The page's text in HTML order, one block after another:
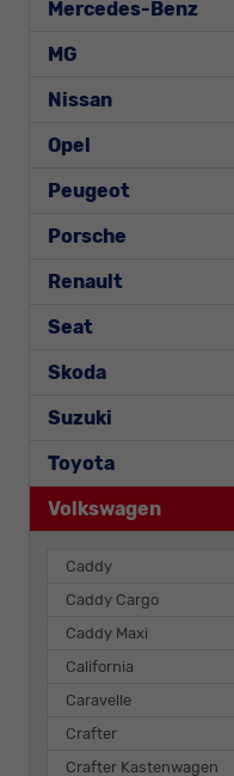
Mercedes-Benz
MG
Nissan
Opel
Peugeot
Porsche
Renault
Seat
Skoda
Suzuki
Toyota
Volkswagen
Caddy
Caddy Cargo
Caddy Maxi
California
Caravelle
Crafter
Crafter Kastenwagen